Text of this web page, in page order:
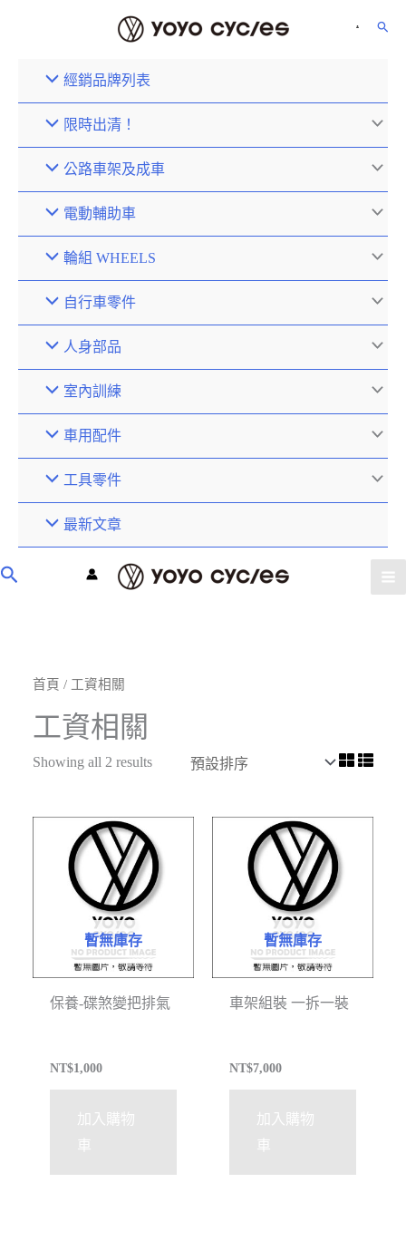
經銷品牌列表
限時出清！
公路車架及成車
電動輔助車
輪組 WHEELS
自行車零件
人身部品
室內訓練
車用配件
工具零件
最新文章
首頁 / 工資相關
工資相關
Showing all 2 results
暫無庫存
保養-碟煞變把排氣
NT$1,000
加入購物
車
暫無庫存
車架組裝 一拆一裝
NT$7,000
加入購物
車